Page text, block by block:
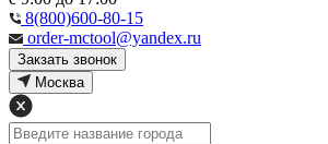
8(800)600-80-15
order-mctool@yandex.ru
Закзать звонок
Москва